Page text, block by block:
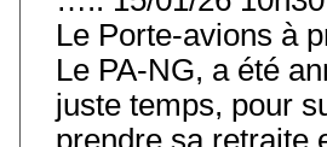
Le Porte-avions à
Le PA-NG, a été
juste temps, pour
prendre sa retraite